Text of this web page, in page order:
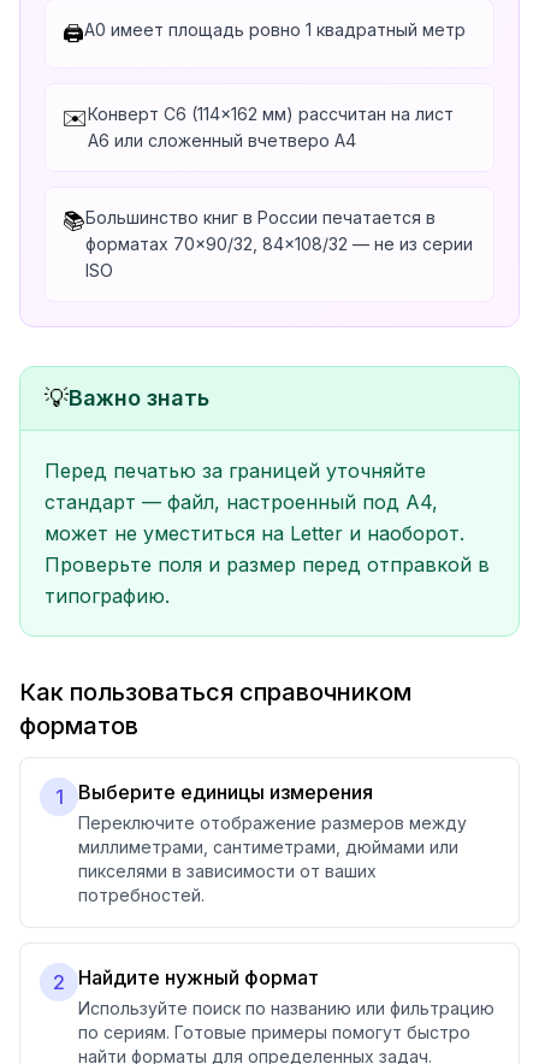
🖨️A0 имеет площадь ровно 1 квадратный метр
✉️Конверт C6 (114×162 мм) рассчитан на лист
A6 или сложенный вчетверо A4
📚Большинство книг в России печатается в
форматах 70×90/32, 84×108/32 — не из серии
ISO
💡Важно знать
Перед печатью за границей уточняйте
стандарт — файл, настроенный под A4,
может не уместиться на Letter и наоборот.
Проверьте поля и размер перед отправкой в
типографию.
Как пользоваться справочником
форматов
1 Выберите единицы измерения
Переключите отображение размеров между
миллиметрами, сантиметрами, дюймами или
пикселями в зависимости от ваших
потребностей.
2 Найдите нужный формат
Используйте поиск по названию или фильтрацию
по сериям. Готовые примеры помогут быстро
найти форматы для определенных задач.